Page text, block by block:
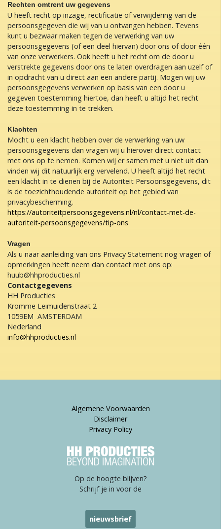
Rechten omtrent uw gegevens
U heeft recht op inzage, rectificatie of verwijdering van de
persoonsgegeven die wij van u ontvangen hebben. Tevens
kunt u bezwaar maken tegen de verwerking van uw
persoonsgegevens (of een deel hiervan) door ons of door één
van onze verwerkers. Ook heeft u het recht om de door u
verstrekte gegevens door ons te laten overdragen aan uzelf of
in opdracht van u direct aan een andere partij. Mogen wij uw
persoonsgegevens verwerken op basis van een door u
gegeven toestemming hiertoe, dan heeft u altijd het recht
deze toestemming in te trekken.
Klachten
Mocht u een klacht hebben over de verwerking van uw
persoonsgegevens dan vragen wij u hierover direct contact
met ons op te nemen. Komen wij er samen met u niet uit dan
vinden wij dit natuurlijk erg vervelend. U heeft altijd het recht
een klacht in te dienen bij de Autoriteit Persoonsgegevens, dit
is de toezichthoudende autoriteit op het gebied van
privacybescherming.
https://autoriteitpersoonsgegevens.nl/nl/contact-met-de-
autoriteit-persoonsgegevens/tip-ons
Vragen
Als u naar aanleiding van ons Privacy Statement nog vragen of
opmerkingen heeft neem dan contact met ons op:
huub@hhproducties.nl
Contactgegevens
HH Producties
Kromme Leimuidenstraat 2
1059EM AMSTERDAM
Nederland
info@hhproducties.nl
Algemene Voorwaarden
Disclaimer
Privacy Policy
Op de hoogte blijven?
Schrijf je in voor de
nieuwsbrief